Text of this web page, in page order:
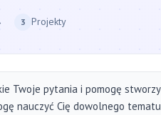
3 Projekty
Twoje pytania i pomogę
nauczyć Cię dowolnego